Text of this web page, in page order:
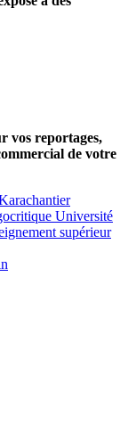
vos reportages,
de votre
chantier
critique Université
supérieur